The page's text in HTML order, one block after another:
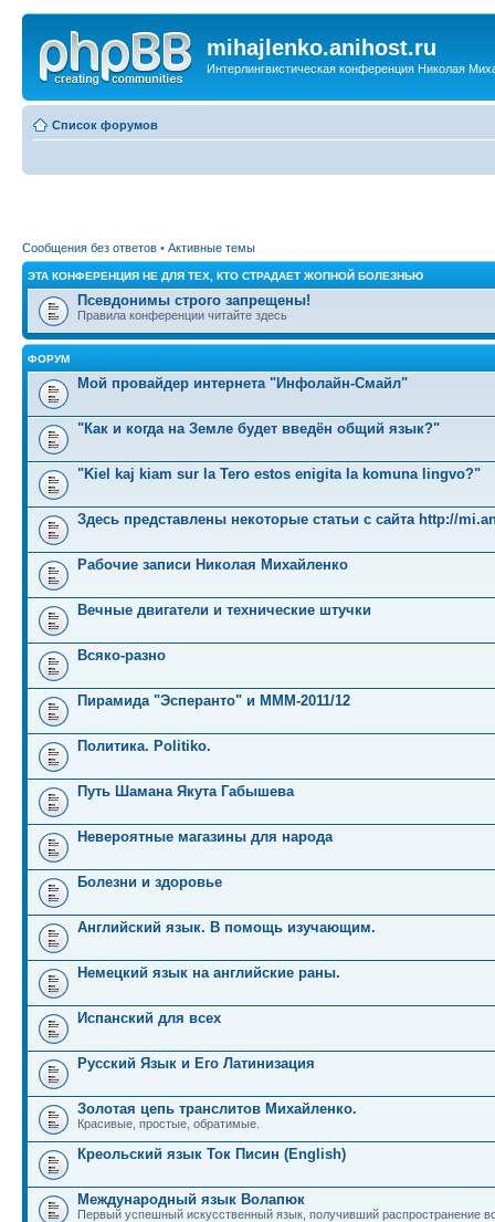
mihajlenko.anihost.ru
Интерлингвистическая конференция Николая
Список форумов
Сообщения без ответов • Активные темы
ЭТА КОНФЕРЕНЦИЯ НЕ ДЛЯ ТЕХ, КТО СТРАДАЕТ ЖОПНОЙ БОЛЕЗНЬЮ
Псевдонимы строго запрещены!
Правила конференции читайте здесь
ФОРУМ
Мой провайдер интернета "Инфолайн-Смайл"
"Как и когда на Земле будет введён общий язык?"
"Kiel kaj kiam sur la Tero estos enigita la komuna lingvo?"
Здесь представлены некоторые статьи с сайта http://
Рабочие записи Николая Михайленко
Вечные двигатели и технические штучки
Всяко-разно
Пирамида "Эсперанто" и MMM-2011/12
Политика. Politiko.
Путь Шамана Якута Габышева
Невероятные магазины для народа
Болезни и здоровье
Английский язык. В помощь изучающим.
Немецкий язык на английские раны.
Испанский для всех
Русский Язык и Его Латинизация
Золотая цепь транслитов Михайленко.
Красивые, простые, обратимые.
Креольский язык Ток Писин (English)
Международный язык Волапюк
Первый успешный искусственный язык, получивший распространение